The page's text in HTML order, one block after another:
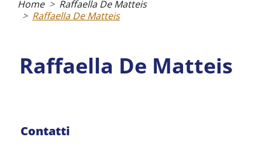
pane
Home
Raffaella De Matteis
Raffaella De Matteis
Raffaella De Matteis
Contatti